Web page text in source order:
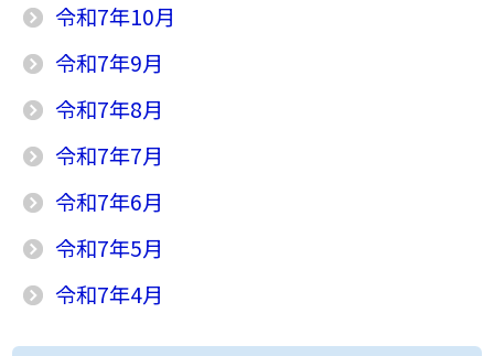
令和7年10月
令和7年9月
令和7年8月
令和7年7月
令和7年6月
令和7年5月
令和7年4月